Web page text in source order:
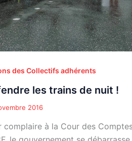
des Collectifs adhérents
les trains de nuit !
2016
complaire à la Cour des